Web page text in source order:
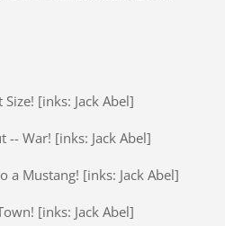
[inks: Jack Abel]
War! [inks: Jack Abel]
a Mustang! [inks: Jack Abel]
[inks: Jack Abel]